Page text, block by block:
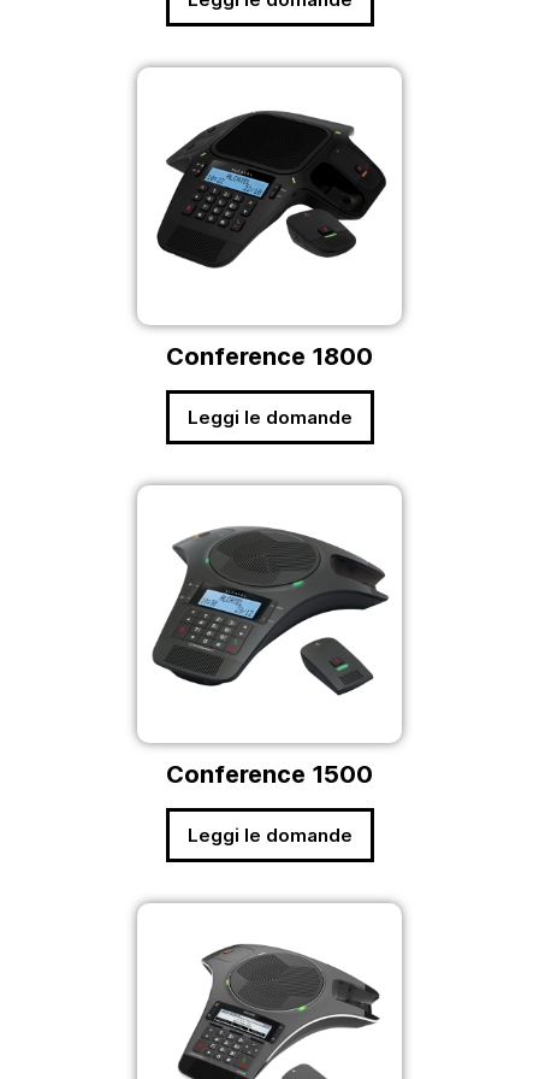
Conference 1800
Leggi le domande
Conference 1500
Leggi le domande